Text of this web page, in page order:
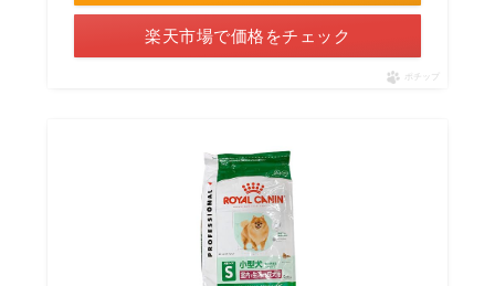
楽天市場で価格をチェック
ポチップ